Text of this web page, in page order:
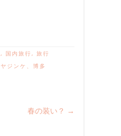
, 国内旅行, 旅行
ヤジンケ 、 博多
春の装い？ →